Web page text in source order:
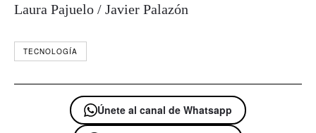
Laura Pajuelo / Javier Palazón
TECNOLOGÍA
Únete al canal de Whatsapp